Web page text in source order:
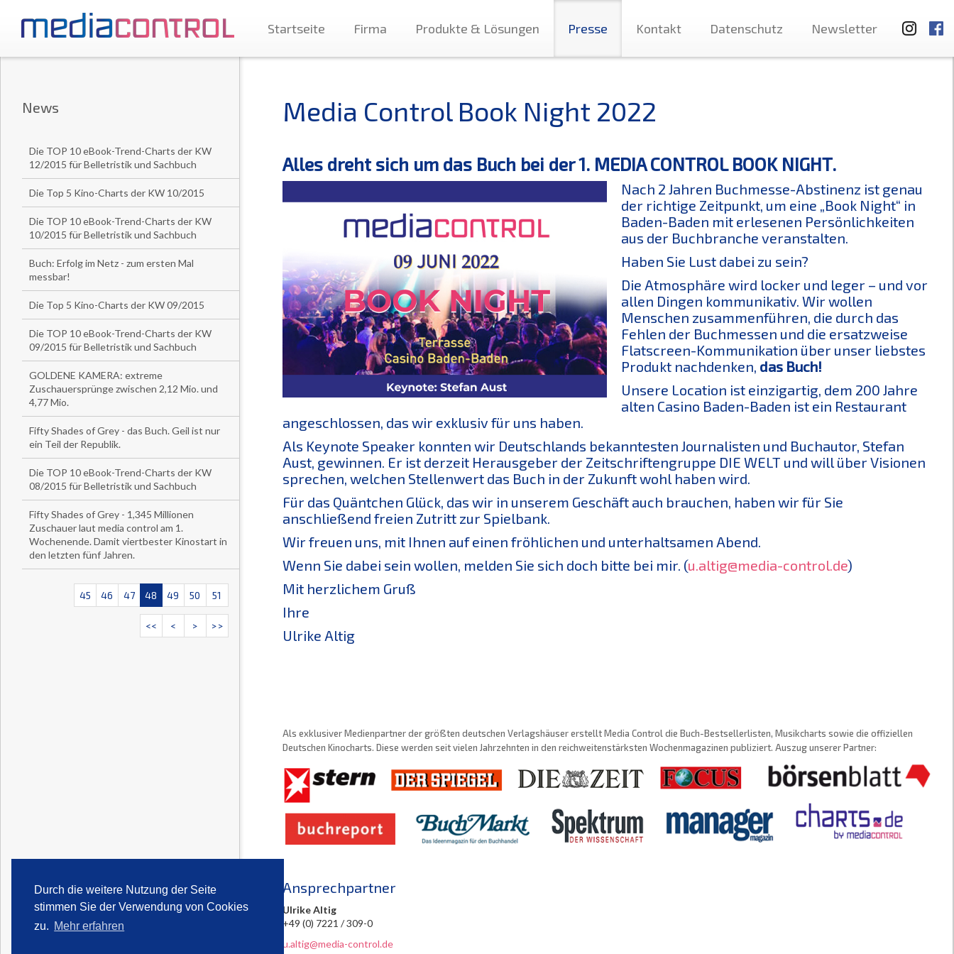
Durch die weitere Nutzung der Seite
stimmen Sie der Verwendung von Cookies
zu. Mehr erfahren
Startseite Firma Produkte & Lösungen Presse Kontakt Datenschutz Newsletter
News
Die TOP 10 eBook-Trend-Charts der KW
12/2015 für Belletristik und Sachbuch
Die Top 5 Kino-Charts der KW 10/2015
Die TOP 10 eBook-Trend-Charts der KW
10/2015 für Belletristik und Sachbuch
Buch: Erfolg im Netz - zum ersten Mal
messbar!
Die Top 5 Kino-Charts der KW 09/2015
Die TOP 10 eBook-Trend-Charts der KW
09/2015 für Belletristik und Sachbuch
GOLDENE KAMERA: extreme
Zuschauersprünge zwischen 2,12 Mio. und
4,77 Mio.
Fifty Shades of Grey - das Buch. Geil ist nur
ein Teil der Republik.
Die TOP 10 eBook-Trend-Charts der KW
08/2015 für Belletristik und Sachbuch
Fifty Shades of Grey - 1,345 Millionen
Zuschauer laut media control am 1.
Wochenende. Damit viertbester Kinostart in
den letzten fünf Jahren.
45 46 47 48 49 50 51
<< < > >>
Media Control Book Night 2022
Alles dreht sich um das Buch bei der 1. MEDIA CONTROL BOOK NIGHT.
Nach 2 Jahren Buchmesse-Abstinenz ist genau
der richtige Zeitpunkt, um eine „Book Night“ in
Baden-Baden mit erlesenen Persönlichkeiten
aus der Buchbranche veranstalten.
Haben Sie Lust dabei zu sein?
Die Atmosphäre wird locker und leger – und vor
allen Dingen kommunikativ. Wir wollen
Menschen zusammenführen, die durch das
Fehlen der Buchmessen und die ersatzweise
Flatscreen-Kommunikation über unser liebstes
Produkt nachdenken, das Buch!
Unsere Location ist einzigartig, dem 200 Jahre
alten Casino Baden-Baden ist ein Restaurant
angeschlossen, das wir exklusiv für uns haben.
Als Keynote Speaker konnten wir Deutschlands bekanntesten Journalisten und Buchautor, Stefan
Aust, gewinnen. Er ist derzeit Herausgeber der Zeitschriftengruppe DIE WELT und will über Visionen
sprechen, welchen Stellenwert das Buch in der Zukunft wohl haben wird.
Für das Quäntchen Glück, das wir in unserem Geschäft auch brauchen, haben wir für Sie
anschließend freien Zutritt zur Spielbank.
Wir freuen uns, mit Ihnen auf einen fröhlichen und unterhaltsamen Abend.
Wenn Sie dabei sein wollen, melden Sie sich doch bitte bei mir. (u.altig@media-control.de)
Mit herzlichem Gruß
Ihre
Ulrike Altig
Als exklusiver Medienpartner der größten deutschen Verlagshäuser erstellt Media Control die Buch-Bestsellerlisten, Musikcharts sowie die offiziellen
Deutschen Kinocharts. Diese werden seit vielen Jahrzehnten in den reichweitenstärksten Wochenmagazinen publiziert. Auszug unserer Partner:
Ansprechpartner
Ulrike Altig
+49 (0) 7221 / 309-0
u.altig@media-control.de